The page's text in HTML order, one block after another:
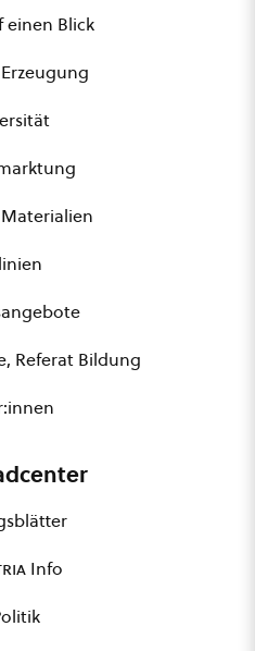
einen Blick
Referat Bildung
Info